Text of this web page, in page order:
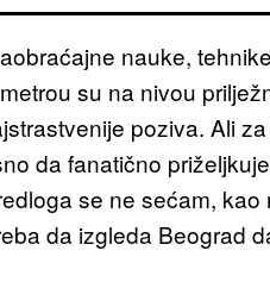
nauke,
su na nivou
poziva. Ali
da fanatično
se ne sećam,
da izgleda Beograd